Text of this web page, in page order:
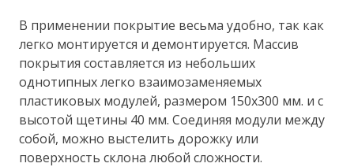
В применении покрытие весьма удобно, так как
легко монтируется и демонтируется. Массив
покрытия составляется из небольших
однотипных легко взаимозаменяемых
пластиковых модулей, размером 150х300 мм. и с
высотой щетины 40 мм. Соединяя модули между
собой, можно выстелить дорожку или
поверхность склона любой сложности.